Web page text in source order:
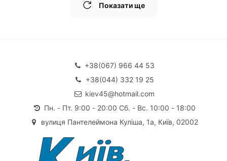
Показати ще
+38(067) 966 44 53
+38(044) 332 19 25
kiev45@hotmail.com
Пн. - Пт. 9:00 - 20:00 Сб. - Вс. 10:00 - 18:00
вулиця Пантелеймона Куліша, 1а, Київ, 02002